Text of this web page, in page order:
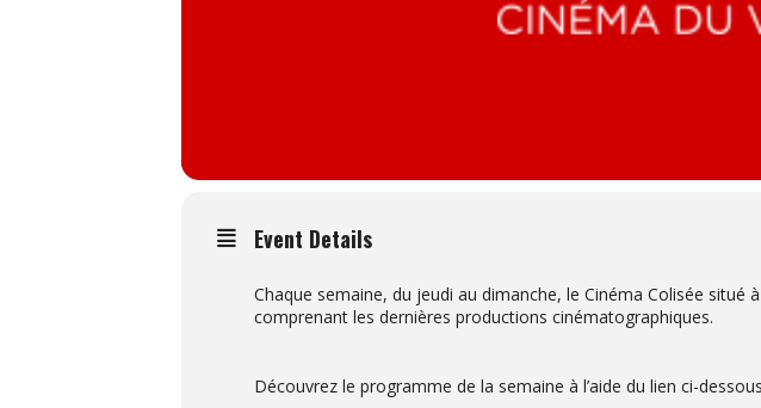
Event Details
Chaque semaine, du jeudi au dimanche, le Cinéma Colisée
comprenant les dernières productions cinématographiques.
Découvrez le programme de la semaine à l’aide du lien ci-